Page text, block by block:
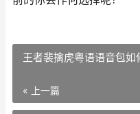
王者裴擒虎粤语语音包
« 上一篇